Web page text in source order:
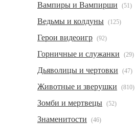
Вампиры и Вампирши (51)
Ведьмы и колдуны (125)
Герои видеоигр (92)
Горничные и служанки (29)
Дьяволицы и чертовки (47)
Животные и зверушки (810)
Зомби и мертвецы (52)
Знаменитости (46)